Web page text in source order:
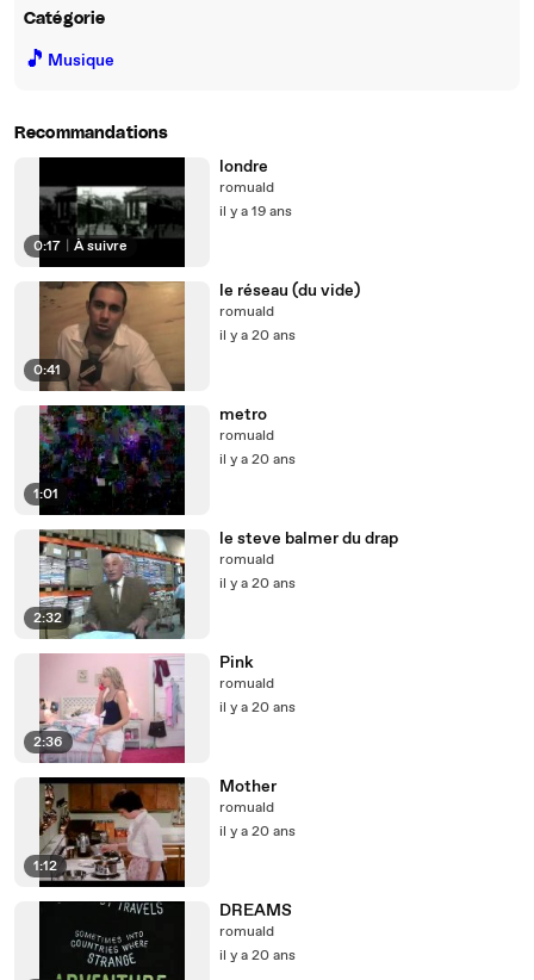
Catégorie
🎵 Musique
Recommandations
0:17 À suivre
londre
romuald
il y a 19 ans
0:41
le réseau (du vide)
romuald
il y a 20 ans
1:01
metro
romuald
il y a 20 ans
2:32
le steve balmer du drap
romuald
il y a 20 ans
2:36
Pink
romuald
il y a 20 ans
1:12
Mother
romuald
il y a 20 ans
DREAMS
romuald
il y a 20 ans